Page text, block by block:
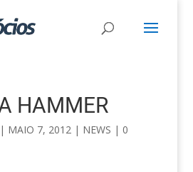
HAMMER
| MAIO 7, 2012| NEWS | 0